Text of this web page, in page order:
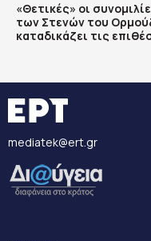
«Θετικές» οι
των Στενών του
καταδικάζει τις
mediatek@ert.gr